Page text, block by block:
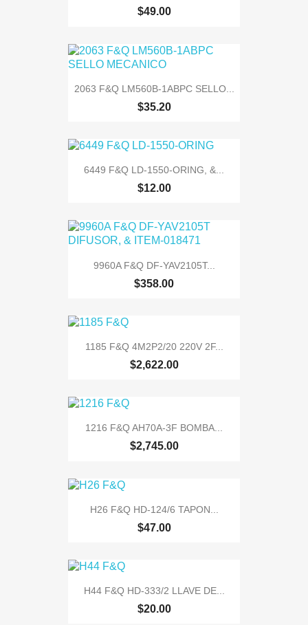
$49.00
2063 F&Q LM560B-1ABPC SELLO...
$35.20
6449 F&Q LD-1550-ORING, &...
$12.00
9960A F&Q DF-YAV2105T...
$358.00
1185 F&Q 4M2P2/20 220V 2F...
$2,622.00
1216 F&Q AH70A-3F BOMBA...
$2,745.00
H26 F&Q HD-124/6 TAPON...
$47.00
H44 F&Q HD-333/2 LLAVE DE...
$20.00